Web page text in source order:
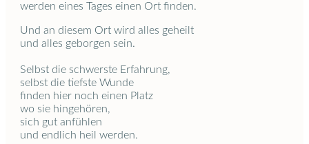
werden eines Tages einen Ort finden.
Und an diesem Ort wird alles geheilt
und alles geborgen sein.
Selbst die schwerste Erfahrung,
selbst die tiefste Wunde
finden hier noch einen Platz
wo sie hingehören,
sich gut anfühlen
und endlich heil werden.